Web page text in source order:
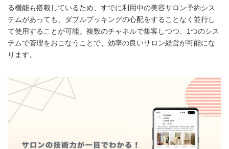
る機能も搭載しているため、すでに利用中の美容サロン予約シス
テムがあっても、ダブルブッキングの心配をすることなく並行し
て使用することが可能。複数のチャネルで集客しつつ、1つのシス
テムで管理をおこなうことで、効率の良いサロン経営が可能にな
ります。